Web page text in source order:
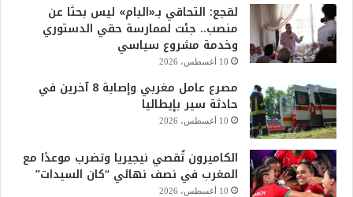
لقجع: التحاقي بـ«البام» ليس بحثا عن
منصب.. جئت لممارسة حقي الدستوري
وخدمة مشروع سياسي
10 أغسطس، 2026
مصرع عامل مغربي وإصابة 8 آخرين في
حادثة سير بإيطاليا
10 أغسطس، 2026
الكاميرون تُقصي نيجيريا وتضرب موعدًا مع
المغرب في نصف نهائي “كان السيدات”
10 أغسطس، 2026